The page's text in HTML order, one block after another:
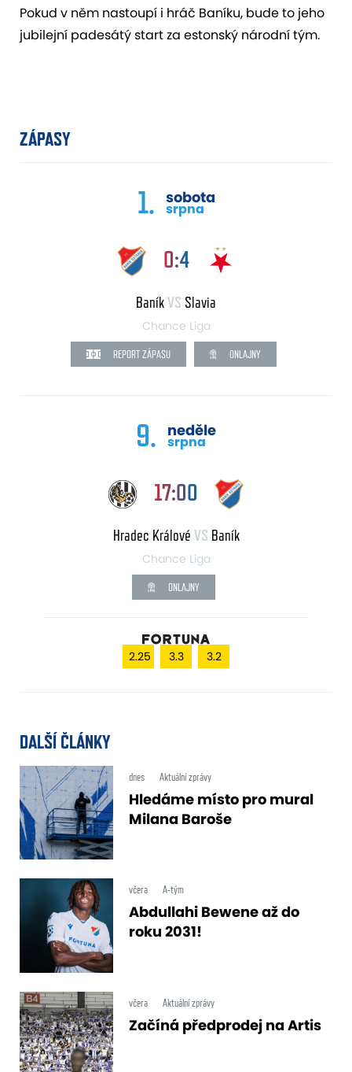
Pokud v něm nastoupí i hráč Baníku, bude to jeho
jubilejní padesátý start za estonský národní tým.
ZÁPASY
1. sobota
srpna
0:4
BaníkVS Slavia
Chance Liga
REPORT ZÁPASU ONLAJNY
9. neděle
srpna
17:00
Hradec Králové VS Baník
Chance Liga
ONLAJNY
2.25 3.3 3.2
DALŠÍ ČLÁNKY
dnes Aktuální zprávy
Hledáme místo pro mural
Milana Baroše
včera A-tým
Abdullahi Bewene až do
roku 2031!
včera Aktuální zprávy
Začíná předprodej na Artis